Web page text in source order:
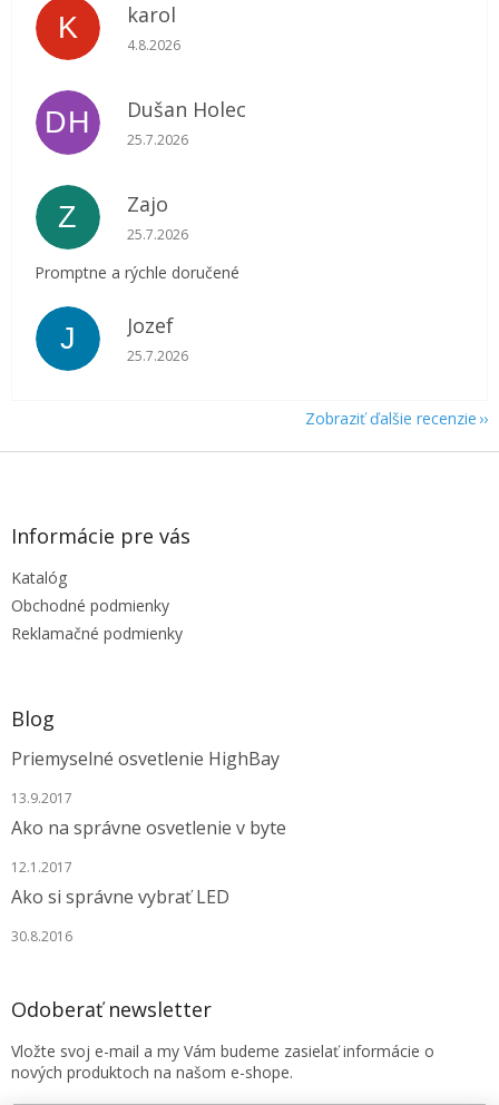
K karol
Hodnotenie obchodu je 5 z 5 hviezdičiek.
4.8.2026
DH Dušan Holec
Hodnotenie obchodu je 5 z 5 hviezdičiek.
25.7.2026
Z Zajo
Hodnotenie obchodu je 5 z 5 hviezdičiek.
25.7.2026
Promptne a rýchle doručené
J Jozef
Hodnotenie obchodu je 5 z 5 hviezdičiek.
25.7.2026
Zobraziť ďalšie recenzie
Z
Informácie pre vás
Katalóg
Obchodné podmienky
Reklamačné podmienky
Blog
Priemyselné osvetlenie HighBay
13.9.2017
Ako na správne osvetlenie v byte
12.1.2017
Ako si správne vybrať LED
30.8.2016
Odoberať newsletter
Vložte svoj e-mail a my Vám budeme zasielať informácie o
nových produktoch na našom e-shope.